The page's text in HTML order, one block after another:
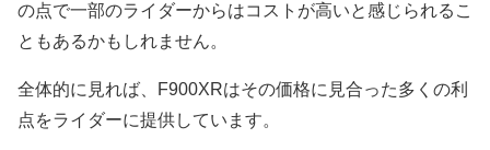
の点で一部のライダーからはコストが高いと感じられるこ
ともあるかもしれません。
全体的に見れば、F900XRはその価格に見合った多くの利
点をライダーに提供しています。